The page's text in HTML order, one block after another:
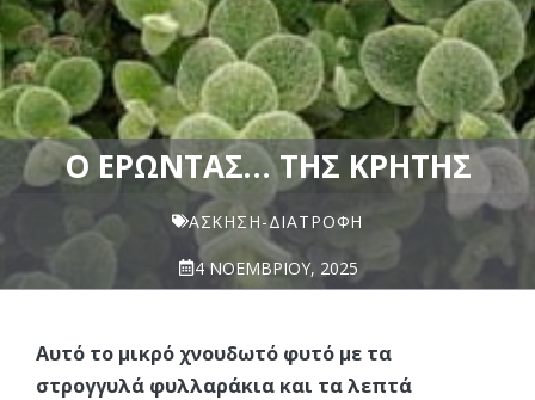
Ο ΈΡΩΝΤΑΣ… ΤΗΣ ΚΡΉΤΗΣ
ΆΣΚΗΣΗ-ΔΙΑΤΡΟΦΉ
4 ΝΟΕΜΒΡΊΟΥ, 2025
Αυτό το μικρό χνουδωτό φυτό με τα
στρογγυλά φυλλαράκια και τα λεπτά